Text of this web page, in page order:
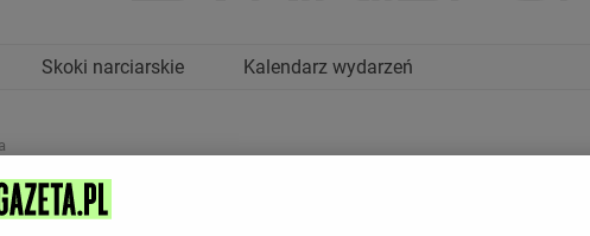
Skoki narciarskie Kalendarz wydarzeń
Olimpijski